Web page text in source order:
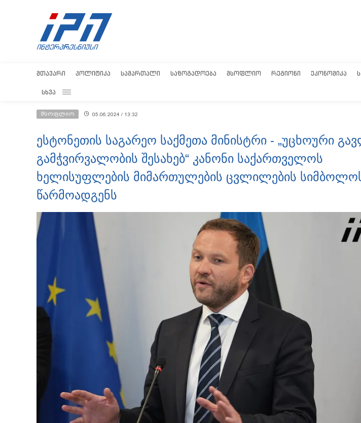
ᲛᲗᲐᲕᲐᲠᲘ ᲞᲝᲚᲘᲢᲘᲙᲐ ᲡᲐᲛᲐᲠᲗᲐᲚᲘ ᲡᲐᲖᲝᲒᲐᲓᲝᲔᲑᲐ ᲛᲡᲝᲤᲚᲘᲝ ᲠᲔᲒᲘᲝᲜᲘ ᲔᲙᲝᲜᲝᲛᲘᲙᲐ
ᲡᲮᲕᲐ
მსოფლიო 05.06.2024 / 13:32
ესტონეთის საგარეო საქმეთა მინისტრი - „უცხოური
გამჭვირვალობის შესახებ“ კანონი საქართველოს
ხელისუფლების მიმართულების ცვლილების
წარმოადგენს